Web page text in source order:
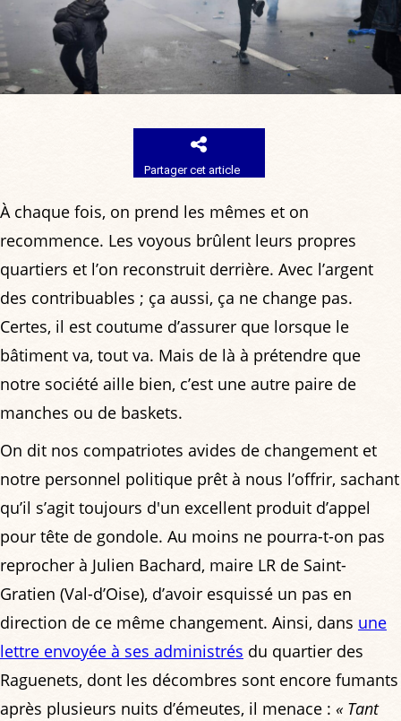
Partager cet article
À chaque fois, on prend les mêmes et on
recommence. Les voyous brûlent leurs propres
quartiers et l’on reconstruit derrière. Avec l’argent
des contribuables ; ça aussi, ça ne change pas.
Certes, il est coutume d’assurer que lorsque le
bâtiment va, tout va. Mais de là à prétendre que
notre société aille bien, c’est une autre paire de
manches ou de baskets.
On dit nos compatriotes avides de changement et
notre personnel politique prêt à nous l’offrir, sachant
qu’il s’agit toujours d'un excellent produit d’appel
pour tête de gondole. Au moins ne pourra-t-on pas
reprocher à Julien Bachard, maire LR de Saint-
Gratien (Val-d’Oise), d’avoir esquissé un pas en
direction de ce même changement. Ainsi, dans une
lettre envoyée à ses administrés du quartier des
Raguenets, dont les décombres sont encore fumants
après plusieurs nuits d’émeutes, il menace : « Tant